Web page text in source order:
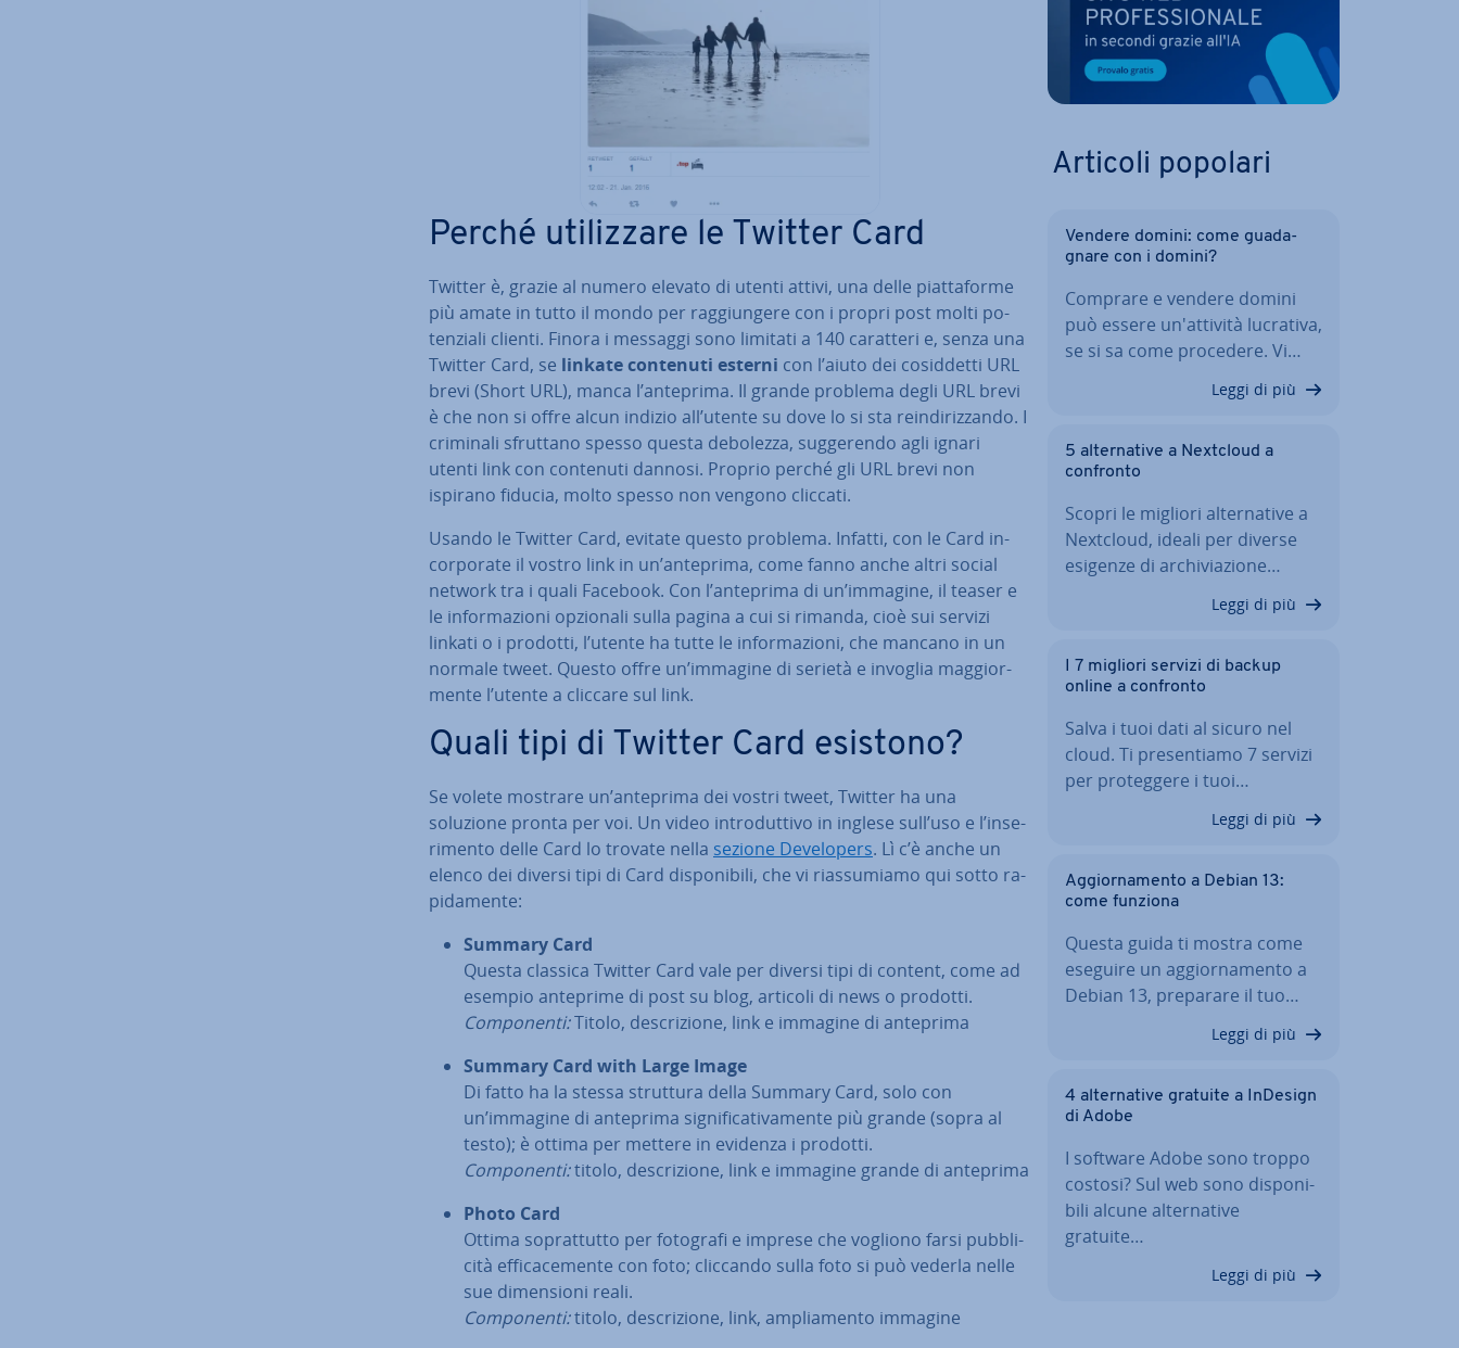
Perché uti­liz­za­re le Twitter Card
Twitter è, grazie al numero elevato di utenti attivi, una delle piat­ta­for­me
più amate in tutto il mondo per rag­giun­ge­re con i propri post molti po­
ten­zia­li clienti. Finora i messaggi sono limitati a 140 caratteri e, senza una
Twitter Card, se linkate contenuti esterni con l’aiuto dei co­sid­det­ti URL
brevi (Short URL), manca l’anteprima. Il grande problema degli URL brevi
è che non si offre alcun indizio all’utente su dove lo si sta rein­di­riz­zan­do. I
criminali sfruttano spesso questa debolezza, sug­ge­ren­do agli ignari
utenti link con contenuti dannosi. Proprio perché gli URL brevi non
ispirano fiducia, molto spesso non vengono cliccati.
Usando le Twitter Card, evitate questo problema. Infatti, con le Card in­
cor­po­ra­te il vostro link in un’anteprima, come fanno anche altri social
network tra i quali Facebook. Con l’anteprima di un’immagine, il teaser e
le in­for­ma­zio­ni opzionali sulla pagina a cui si rimanda, cioè sui servizi
linkati o i prodotti, l’utente ha tutte le in­for­ma­zio­ni, che mancano in un
normale tweet. Questo offre un’immagine di serietà e invoglia mag­gior­
men­te l’utente a cliccare sul link.
Quali tipi di Twitter Card esistono?
Se volete mostrare un’anteprima dei vostri tweet, Twitter ha una
soluzione pronta per voi. Un video in­tro­dut­ti­vo in inglese sull’uso e l’in­se­
ri­men­to delle Card lo trovate nella sezione De­ve­lo­pers. Lì c’è anche un
elenco dei diversi tipi di Card di­spo­ni­bi­li, che vi rias­su­mia­mo qui sotto ra­
pi­da­men­te:
Summary Card
Questa classica Twitter Card vale per diversi tipi di content, come ad
esempio anteprime di post su blog, articoli di news o prodotti.
Com­po­nen­ti:Titolo, de­scri­zio­ne, link e immagine di anteprima
Summary Card with Large Image
Di fatto ha la stessa struttura della Summary Card, solo con
un’immagine di anteprima si­gni­fi­ca­ti­va­men­te più grande (sopra al
testo); è ottima per mettere in evidenza i prodotti.
Com­po­nen­ti:titolo, de­scri­zio­ne, link e immagine grande di anteprima
Photo Card
Ottima so­prat­tut­to per fotografi e imprese che vogliono farsi pub­bli­
ci­tà ef­fi­ca­ce­men­te con foto; cliccando sulla foto si può vederla nelle
sue di­men­sio­ni reali.
Com­po­nen­ti:titolo, de­scri­zio­ne, link, am­plia­men­to immagine
Articoli popolari
Vendere domini: come gua­da­
gna­re con i domini?
Comprare e vendere domini
può essere un'at­ti­vi­tà lucrativa,
se si sa come procedere. Vi…
Leggi di più
5 al­ter­na­ti­ve a Nextcloud a
confronto
Scopri le migliori al­ter­na­ti­ve a
Nextcloud, ideali per diverse
esigenze di ar­chi­via­zio­ne…
Leggi di più
I 7 migliori servizi di backup
online a confronto
Salva i tuoi dati al sicuro nel
cloud. Ti pre­sen­tia­mo 7 servizi
per pro­teg­ge­re i tuoi…
Leggi di più
Ag­gior­na­men­to a Debian 13:
come funziona
Questa guida ti mostra come
eseguire un ag­gior­na­men­to a
Debian 13, preparare il tuo…
Leggi di più
4 al­ter­na­ti­ve gratuite a InDesign
di Adobe
I software Adobe sono troppo
costosi? Sul web sono di­spo­ni­
bi­li alcune al­ter­na­ti­ve
gratuite…
Leggi di più